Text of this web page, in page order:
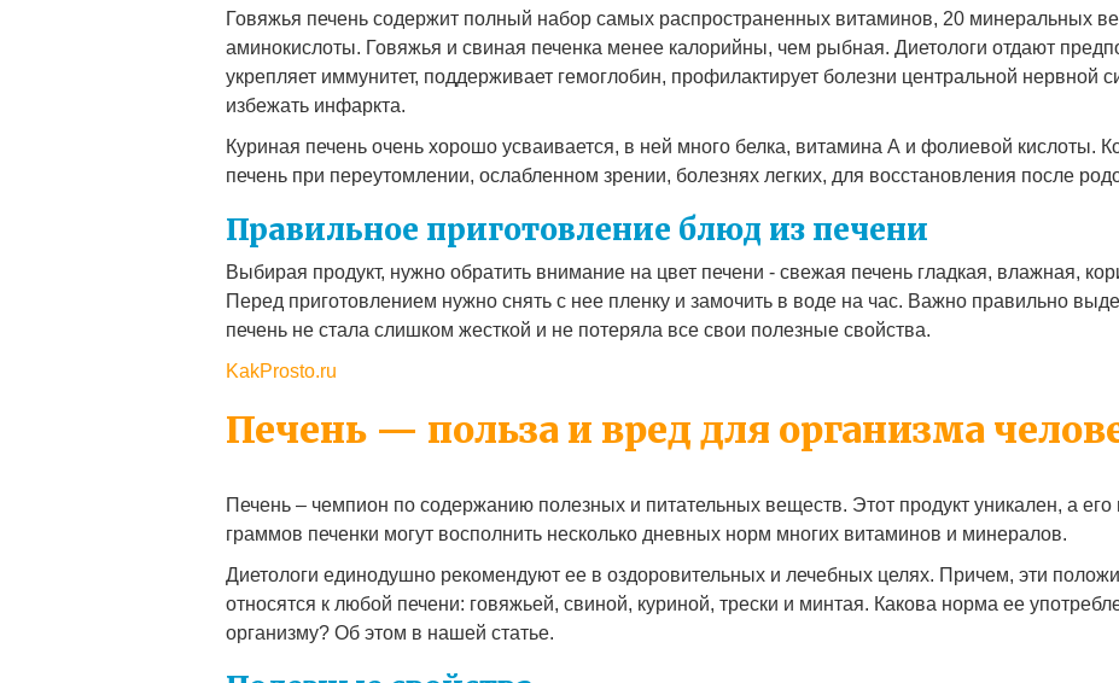
Говяжья печень содержит полный набор самых распространенных витаминов, 20 минеральных
аминокислоты. Говяжья и свиная печенка менее калорийны, чем рыбная. Диетологи отдают
укрепляет иммунитет, поддерживает гемоглобин, профилактирует болезни центральной нервной
избежать инфаркта.
Куриная печень очень хорошо усваивается, в ней много белка, витамина А и фолиевой кислоты.
печень при переутомлении, ослабленном зрении, болезнях легких, для восстановления после
Правильное приготовление блюд из печени
Выбирая продукт, нужно обратить внимание на цвет печени - свежая печень гладкая, влажная,
Перед приготовлением нужно снять с нее пленку и замочить в воде на час. Важно правильно
печень не стала слишком жесткой и не потеряла все свои полезные свойства.
KakProsto.ru
Печень — польза и вред для организма
Печень – чемпион по содержанию полезных и питательных веществ. Этот продукт уникален, а его
граммов печенки могут восполнить несколько дневных норм многих витаминов и минералов.
Диетологи единодушно рекомендуют ее в оздоровительных и лечебных целях. Причем, эти
относятся к любой печени: говяжьей, свиной, куриной, трески и минтая. Какова норма ее
организму? Об этом в нашей статье.